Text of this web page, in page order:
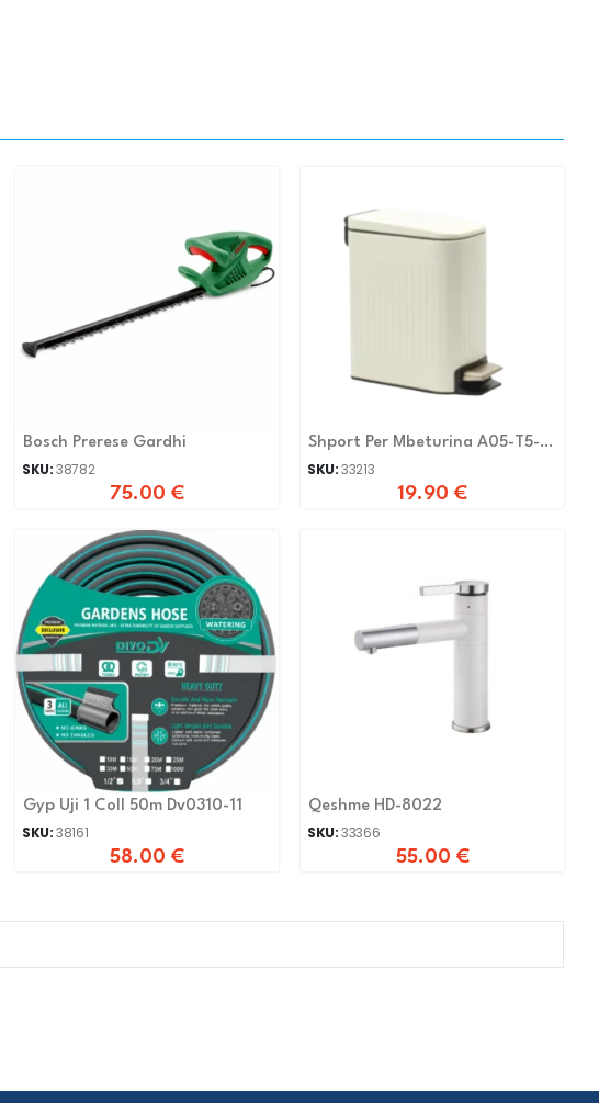
Bosch Prerese Gardhi
SKU:38782
75.00 €
Shport Per Mbeturina A05-T5-
6L-MW
SKU:33213
19.90 €
Gyp Uji 1 Coll 50m Dv0310-11
SKU:38161
58.00 €
Qeshme HD-8022
SKU:33366
55.00 €